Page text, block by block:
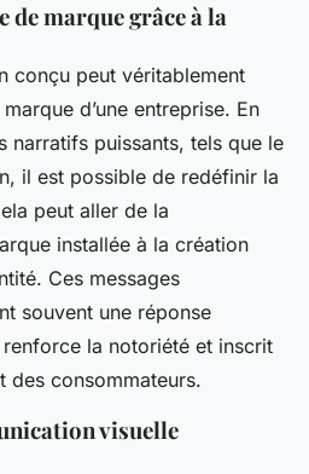
marque grâce à la
conçu peut véritablement
d’une entreprise. En
narratifs puissants, tels que le
il est possible de redéfinir la
peut aller de la
installée à la création
Ces messages
souvent une réponse
la notoriété et inscrit
des consommateurs.
visuelle